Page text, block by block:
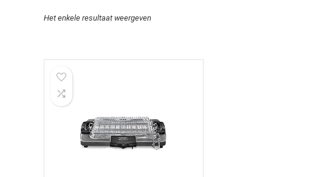
Het enkele resultaat weergeven